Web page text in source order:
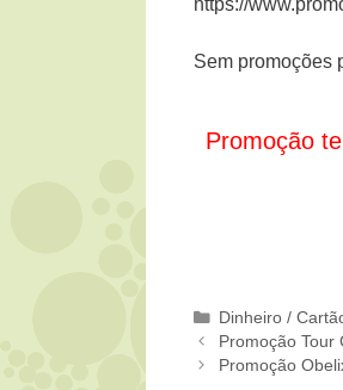
https://
Sem promoções
Promoção
Categorias
Dinheiro /
Promoção Tour
Promoção